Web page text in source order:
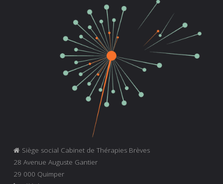
Siège social Cabinet de Thérapies Brèves
28 Avenue Auguste Gantier
29 000 Quimper